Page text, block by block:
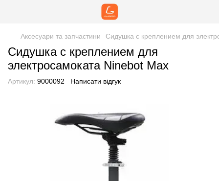
Аксесуари та запчастини Сидушка с креплением для
Сидушка с креплением для
электросамоката Ninebot Max
Артикул: 9000092 Написати відгук